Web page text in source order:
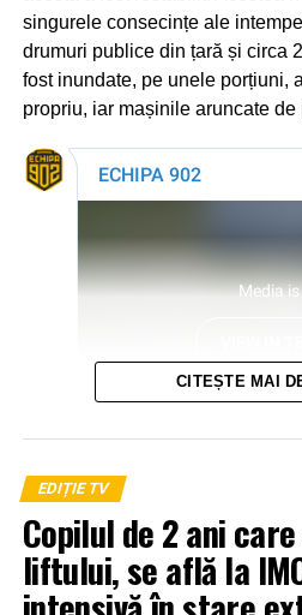
singurele consecințe ale
drumuri publice din țară și circa
fost inundate, pe unele porțiuni,
propriu, iar mașinile aruncate
CITEȘTE MAI
EDIȚIE TV
Copilul de 2 ani
liftului, se află la